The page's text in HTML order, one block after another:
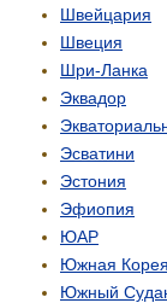
Швейцария
Швеция
Шри-Ланка
Эквадор
Эсватини
Эстония
Эфиопия
ЮАР
Южная Корея
Южный